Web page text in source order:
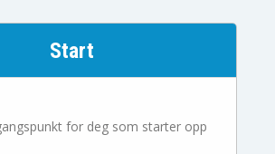
Start
for deg som starter opp